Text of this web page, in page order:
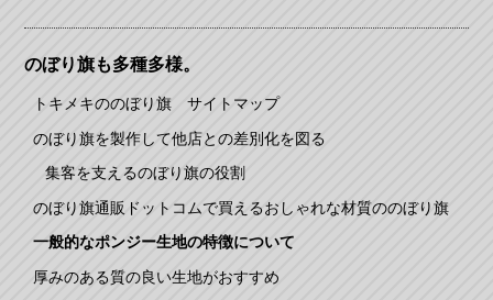
のぼり旗も多種多様。
トキメキののぼり旗 サイトマップ
のぼり旗を製作して他店との差別化を図る
集客を支えるのぼり旗の役割
のぼり旗通販ドットコムで買えるおしゃれな材質ののぼり旗
一般的なポンジー生地の特徴について
厚みのある質の良い生地がおすすめ